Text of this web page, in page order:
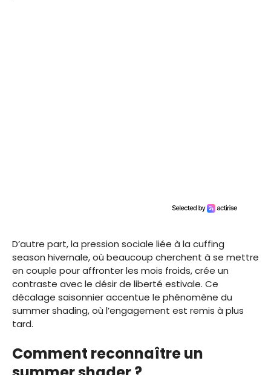
D’autre part, la pression sociale liée à la cuffing
season hivernale, où beaucoup cherchent à se mettre
en couple pour affronter les mois froids, crée un
contraste avec le désir de liberté estivale. Ce
décalage saisonnier accentue le phénomène du
summer shading, où l’engagement est remis à plus
tard.
Comment reconnaître un